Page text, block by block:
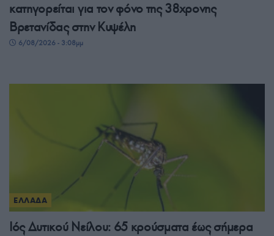
κατηγορείται για τον φόνο της 38χρονης
Βρετανίδας στην Κυψέλη
6/08/2026 - 3:08μμ
ΕΛΛΑΔΑ
Ιός Δυτικού Νείλου: 65 κρούσματα έως σήμερα